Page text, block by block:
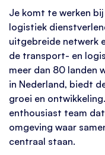
Je komt te werken
logistiek
uitgebreide netwerk
de transport- en
meer dan 80 landen
in Nederland, biedt
groei en
enthousiast team
omgeving waar
centraal staan.